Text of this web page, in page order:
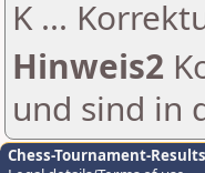
K ...
Hinweis2
und sind in
Chess-Tournament-